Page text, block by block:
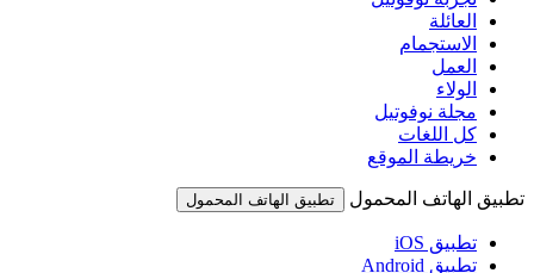
العائلة
الاستجمام
العمل
الولاء
مجلة نوفوتيل
كل اللغات
خريطة الموقع
تطبيق الهاتف المحمول تطبيق الهاتف المحمول
تطبيق iOS
تطبيق Android